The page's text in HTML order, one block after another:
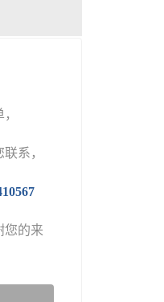
系，
您的来